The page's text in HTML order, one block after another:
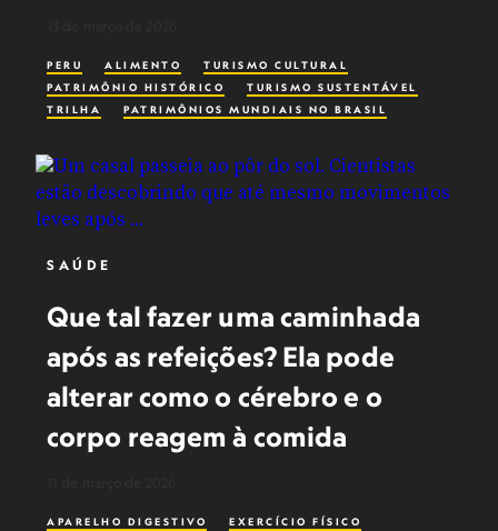
PERU ALIMENTO
TURISMO CULTURAL
PATRIMÔNIO HISTÓRICO
TURISMO SUSTENTÁVEL
TRILHA
PATRIMÔNIOS MUNDIAIS NO BRASIL
SAÚDE
Que tal fazer uma caminhada
após as refeições? Ela pode
alterar como o cérebro e o
corpo reagem à comida
APARELHO DIGESTIVO
EXERCÍCIO FÍSICO